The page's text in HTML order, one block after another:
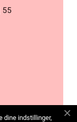
dine indstillinger,